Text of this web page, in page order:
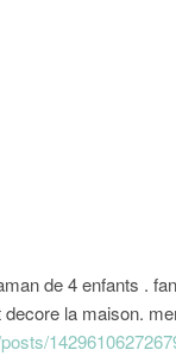
de 4 enfants .
la maison.